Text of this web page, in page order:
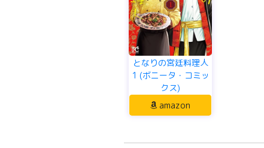
となりの宮廷料理人
1 (ボニータ・コミッ
クス)
amazon